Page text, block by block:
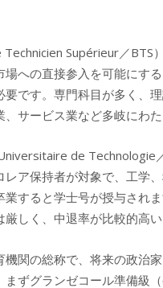
Supérieur／BTS
場への直接参入を可能にす
要です。専門科目が多く、
サービス業など多岐にわ
de Technologie
ア保持者が対象で、工学
すると学士号が授与され
しく、中退率が比較的高い
関の総称で、将来の政治
ずグランゼコール準備級（